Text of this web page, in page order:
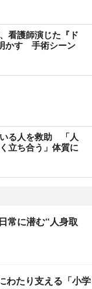
看護師演じた『ド
かす 手術シーン
る人を救助 「人
立ち合う」体質に
常に潜む“人身取
わたり支える「小学